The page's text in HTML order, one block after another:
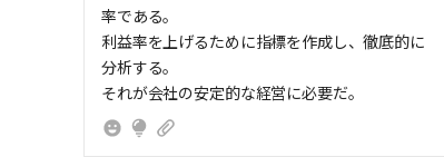
採用しない層
率である。
利益率を上げるために指標を作成し、徹底的に
分析する。
それが会社の安定的な経営に必要だ。